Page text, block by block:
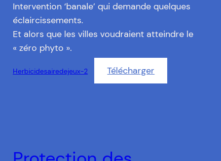
Intervention ‘banale’ qui demande quelques
éclaircissements.
Et alors que les villes voudraient atteindre le
« zéro phyto ».
Herbicidesairedejeux-2 Télécharger